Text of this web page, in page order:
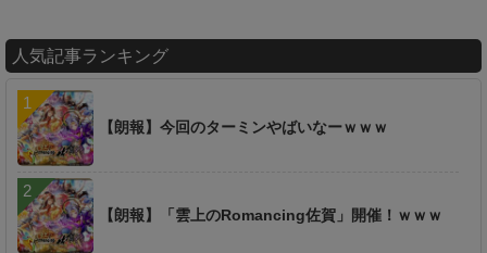
人気記事ランキング
【朗報】今回のターミンやばいなーｗｗｗ
【朗報】「雲上のRomancing佐賀」開催！ｗｗｗ